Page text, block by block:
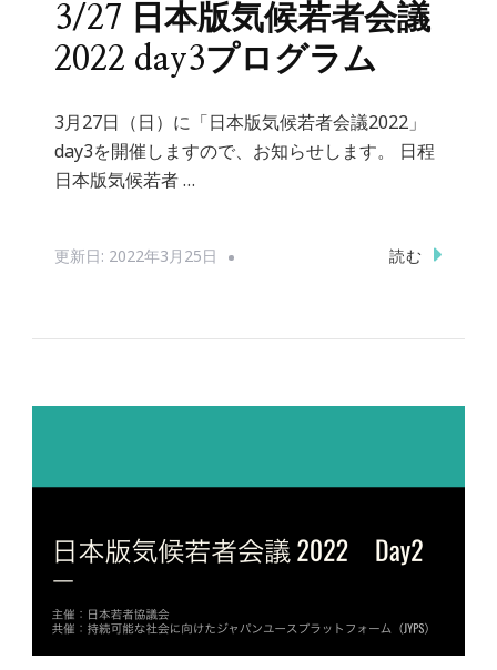
3/27 日本版気候若者会議
2022 day3プログラム
3月27日（日）に「日本版気候若者会議2022」
day3を開催しますので、お知らせします。 日程
日本版気候若者 …
更新日: 2022年3月25日 読む